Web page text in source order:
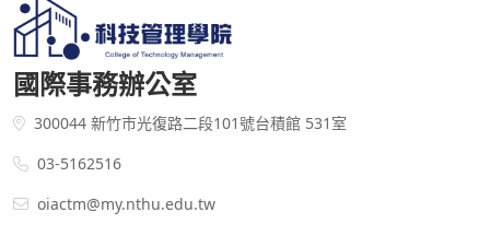
國際事務辦公室
300044 新竹市光復路二段101號台積館 531室
03-5162516
oiactm@my.nthu.edu.tw